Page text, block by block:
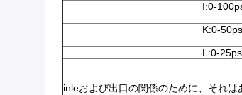
I:0-
K:0-
L:0-
inleおよび出口の関係のために、それ